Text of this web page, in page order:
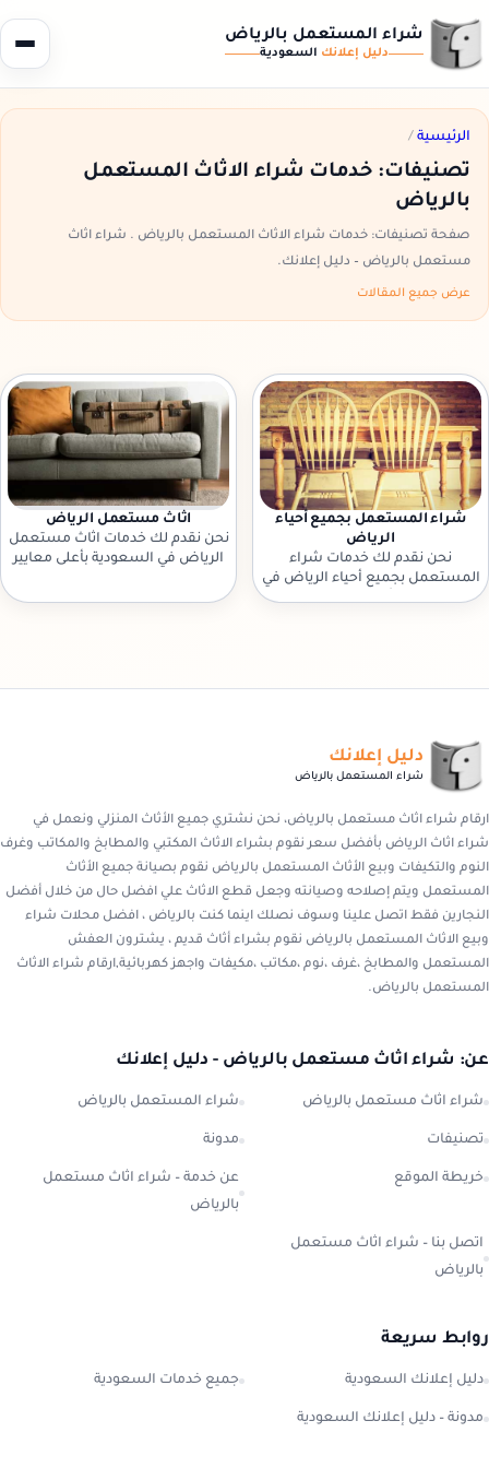
شراء المستعمل بالرياض
دليل إعلانك السعودية
الرئيسية /
تصنيفات: خدمات شراء الاثاث المستعمل
بالرياض
صفحة تصنيفات: خدمات شراء الاثاث المستعمل بالرياض . شراء اثاث
مستعمل بالرياض – دليل إعلانك.
عرض جميع المقالات
شراء المستعمل بجميع أحياء
الرياض
نحن نقدم لك خدمات شراء
المستعمل بجميع أحياء الرياض في
السعودية بأعلى معايير الجودة
اثاث مستعمل الرياض
نحن نقدم لك خدمات اثاث مستعمل
الرياض في السعودية بأعلى معايير
الآن!
دليل إعلانك
شراء المستعمل بالرياض
ارقام شراء اثاث مستعمل بالرياض، نحن نشتري جميع الأثاث المنزلي ونعمل في
شراء اثاث الرياض بأفضل سعر نقوم بشراء الاثاث المكتبي والمطابخ والمكاتب وغرف
النوم والتكيفات وبيع الأثاث المستعمل بالرياض نقوم بصيانة جميع الأثاث
المستعمل ويتم إصلاحه وصيانته وجعل قطع الاثاث علي افضل حال من خلال أفضل
النجارين فقط اتصل علينا وسوف نصلك اينما كنت بالرياض ، افضل محلات شراء
وبيع الاثاث المستعمل بالرياض نقوم بشراء أثاث قديم ، يشترون العفش
المستعمل والمطابخ ،غرف ،نوم ،مكاتب ،مكيفات واجهز كهربائية,ارقام شراء الاثاث
المستعمل بالرياض.
عن: شراء اثاث مستعمل بالرياض - دليل إعلانك
شراء اثاث مستعمل بالرياض شراء المستعمل بالرياض
تصنيفات مدونة
خريطة الموقع
عن خدمة – شراء اثاث مستعمل
بالرياض
اتصل بنا – شراء اثاث مستعمل
بالرياض
روابط سريعة
دليل إعلانك السعودية جميع خدمات السعودية
مدونة – دليل إعلانك السعودية